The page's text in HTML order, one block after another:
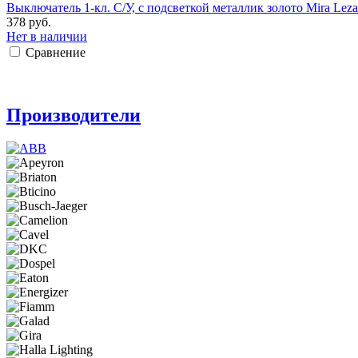
Выключатель 1-кл. С/У, с подсветкой металлик золото Mira
378 руб.
Нет в наличии
Сравнение
Производители